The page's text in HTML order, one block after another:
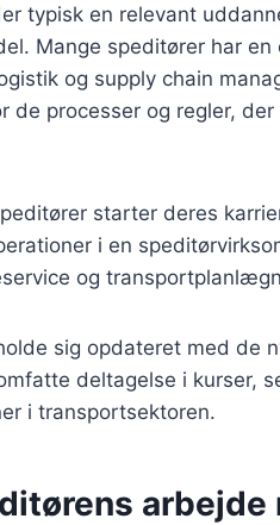
typisk en relevant
Mange speditører har en
og supply chain
de processer og regler,
starter deres
i en
og
sig opdateret med de
deltagelse i kurser,
i transportsektoren.
arbejde